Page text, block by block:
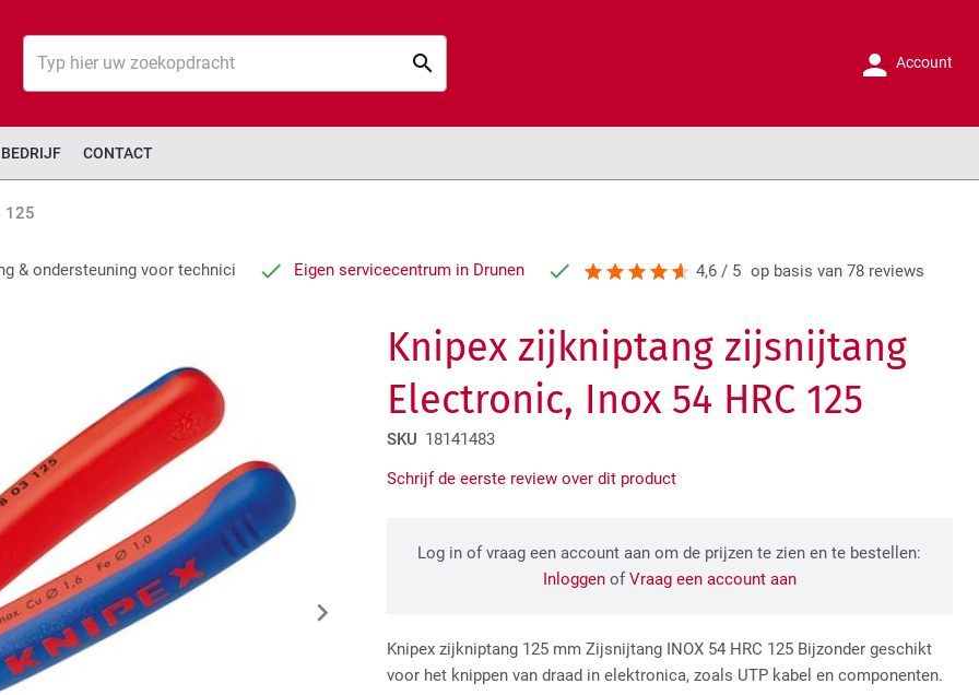
Account
BEDRIJF CONTACT
125
& ondersteuning voor technici Eigen servicecentrum in Drunen 4,6 / 5 op basis van 78 reviews
Knipex zijkniptang zijsnijtang
Electronic, Inox 54 HRC 125
SKU 18141483
Schrijf de eerste review over dit product
Log in of vraag een account aan om de prijzen te zien en te bestellen:
Inloggen of Vraag een account aan
Knipex zijkniptang 125 mm Zijsnijtang INOX 54 HRC 125 Bijzonder geschikt
voor het knippen van draad in elektronica, zoals UTP kabel en componenten.